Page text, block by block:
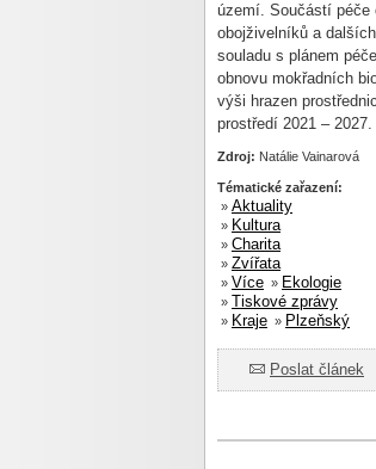
území. Součástí péče
obojživelníků a
souladu s plánem
obnovu mokřadních
výši hrazen
prostředí 2021 – 2027.
Zdroj: Natálie Vainarová
Tématické zařazení:
» Aktuality
» Kultura
» Charita
» Zvířata
» Více » Ekologie
» Tiskové zprávy
» Kraje » Plzeňský
Poslat článek